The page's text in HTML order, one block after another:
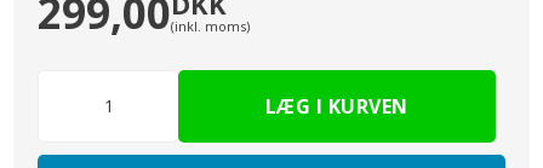
299,00(inkl. moms)